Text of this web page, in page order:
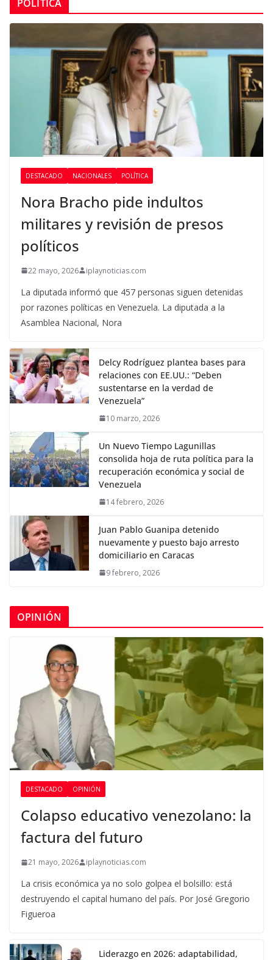
POLÍTICA
DESTACADO NACIONALES POLÍTICA
Nora Bracho pide indultos
militares y revisión de presos
políticos
22 mayo, 2026 iplaynoticias.com
La diputada informó que 457 personas siguen detenidas
por razones políticas en Venezuela. La diputada a la
Asamblea Nacional, Nora
Delcy Rodríguez plantea bases para
relaciones con EE.UU.: “Deben
sustentarse en la verdad de
Venezuela”
10 marzo, 2026
Un Nuevo Tiempo Lagunillas
consolida hoja de ruta política para la
recuperación económica y social de
Venezuela
14 febrero, 2026
Juan Pablo Guanipa detenido
nuevamente y puesto bajo arresto
domiciliario en Caracas
9 febrero, 2026
OPINIÓN
DESTACADO OPINIÓN
Colapso educativo venezolano: la
factura del futuro
21 mayo, 2026 iplaynoticias.com
La crisis económica ya no solo golpea el bolsillo: está
destruyendo el capital humano del país. Por José Gregorio
Figueroa
Liderazgo en 2026: adaptabilidad,